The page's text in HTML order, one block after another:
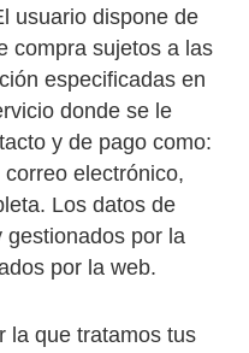
usuario dispone de
compra sujetos a las
especificadas en
donde se le
y de pago como:
electrónico,
Los datos de
gestionados por la
por la web.
la que tratamos tus